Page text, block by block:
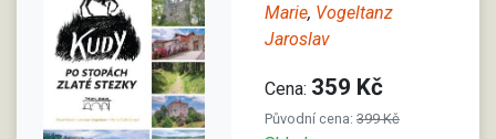
Marie, Vogeltanz
Jaroslav
Cena: 359 Kč
Původní cena: 399 Kč